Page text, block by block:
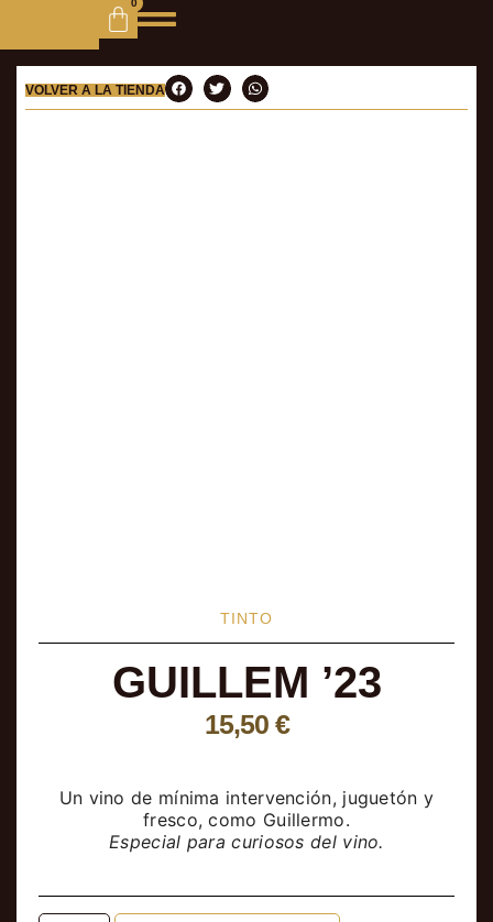
0
VOLVER A LA TIENDA
TINTO
GUILLEM ’23
15,50 €
Un vino de mínima intervención, juguetón y
fresco, como Guillermo.
Especial para curiosos del vino.